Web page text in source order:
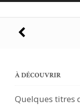
Navigation
articles
À DÉCOUVRIR
Quelques titres